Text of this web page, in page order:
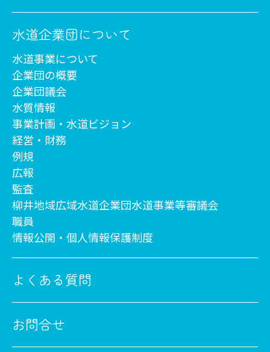
水道企業団について
水道事業について
企業団の概要
企業団議会
水質情報
事業計画・水道ビジョン
経営・財務
例規
広報
監査
柳井地域広域水道企業団水道事業等審議会
職員
情報公開・個人情報保護制度
よくある質問
お問合せ